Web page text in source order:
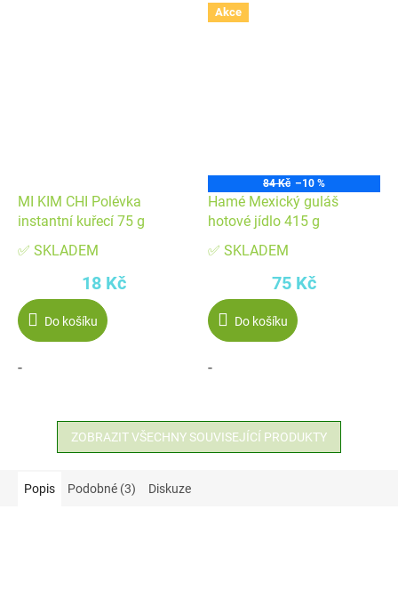
MI KIM CHI Polévka
instantní kuřecí 75 g
✅ SKLADEM
18 Kč
Do košíku
-
Akce
84 Kč –10 %
Hamé Mexický guláš
hotové jídlo 415 g
✅ SKLADEM
75 Kč
Do košíku
-
ZOBRAZIT VŠECHNY SOUVISEJÍCÍ PRODUKTY
Popis Podobné (3) Diskuze